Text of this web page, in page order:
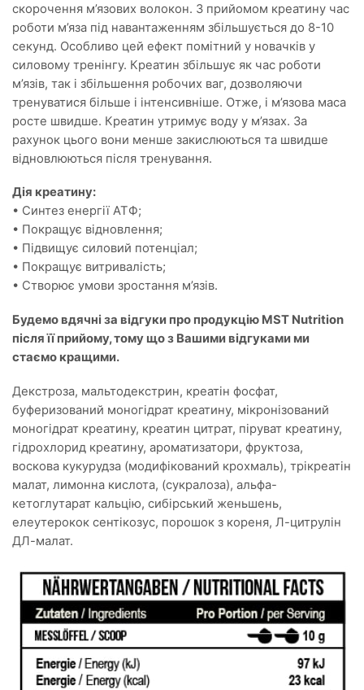
скорочення м’язових волокон. З прийомом креатину час
роботи м’яза під навантаженням збільшується до 8-10
секунд. Особливо цей ефект помітний у новачків у
силовому тренінгу. Креатин збільшує як час роботи
м’язів, так і збільшення робочих ваг, дозволяючи
тренуватися більше і інтенсивніше. Отже, і м’язова маса
росте швидше. Креатин утримує воду у м’язах. За
рахунок цього вони менше закислюються та швидше
відновлюються після тренування.
Дія креатину:
• Синтез енергії АТФ;
• Покращує відновлення;
• Підвищує силовий потенціал;
• Покращує витривалість;
• Створює умови зростання м’язів.
Будемо вдячні за відгуки про продукцію MST Nutrition
після її прийому, тому що з Вашими відгуками ми
стаємо кращими.
Декстроза, мальтодекстрин, креатін фосфат,
буферизований моногідрат креатину, мікронізований
моногідрат креатину, креатин цитрат, піруват креатину,
гідрохлорид креатину, ароматизатори, фруктоза,
воскова кукурудза (модифікований крохмаль), трікреатін
малат, лимонна кислота, (сукралоза), альфа-
кетоглутарат кальцію, сибірський женьшень,
елеутерокок сентікозус, порошок з кореня, Л-цитрулін
ДЛ-малат.